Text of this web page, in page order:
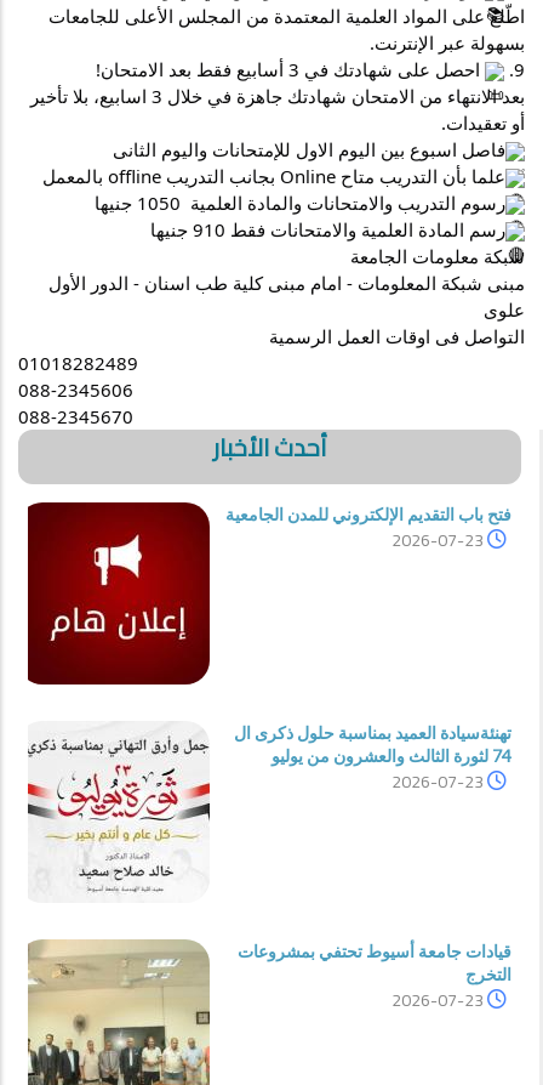
بسهولة عبر الإنترنت.
9.
احصل على شهادتك في 3 أسابيع فقط بعد الامتحان!
أو تعقيدات.
فاصل اسبوع بين اليوم الاول للإمتحانات واليوم الثانى
علما بأن التدريب متاح Online بجانب التدريب offline بالمعمل
رسوم التدريب والامتحانات والمادة العلمية  1050 جنيها
رسم المادة العلمية والامتحانات فقط 910 جنيها
شبكة معلومات الجامعة
علوى
التواصل فى اوقات العمل الرسمية
01018282489
088-2345606
088-2345670
أحدث الأخبار
فتح باب التقديم الإلكتروني للمدن الجامعية
2026-07-23
تهنئةسيادة العميد بمناسبة حلول ذكرى ال
74 لثورة الثالث والعشرون من يوليو
2026-07-23
قيادات جامعة أسيوط تحتفي بمشروعات
التخرج
2026-07-23